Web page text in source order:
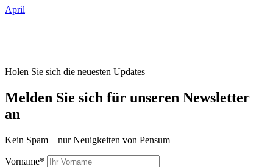
April
Holen Sie sich die neuesten Updates
Melden Sie sich für unseren Newsletter
an
Kein Spam – nur Neuigkeiten von Pensum
Vorname*